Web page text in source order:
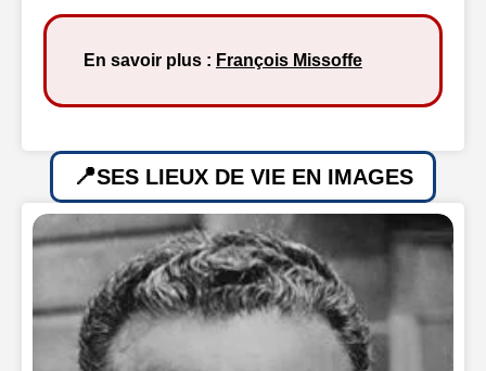
En savoir plus : François Missoffe
SES LIEUX DE VIE EN IMAGES